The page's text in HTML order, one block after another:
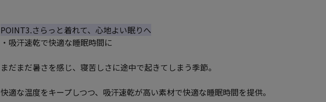
POINT3.さらっと着れて、心地よい眠りへ
・吸汗速乾で快適な睡眠時間に
まだまだ暑さを感じ、寝苦しさに途中で起きてしまう季節。
快適な温度をキープしつつ、吸汗速乾が高い素材で快適な睡眠時間を提供。